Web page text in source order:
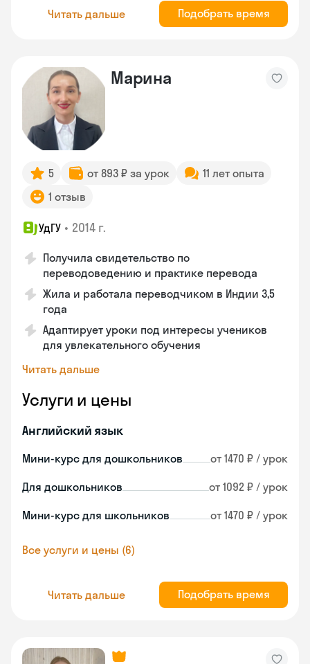
Читать дальше Подобрать время
Марина
5 от 893 ₽ за урок
11 лет опыта
1 отзыв
УдГУ • 2014 г.
Получила свидетельство по
переводоведению и практике перевода
Жила и работала переводчиком в Индии 3,5
года
Адаптирует уроки под интересы учеников
для увлекательного обучения
Читать дальше
Услуги и цены
Английский язык
Мини-курс для дошкольников от 1470 ₽ / урок
Для дошкольников от 1092 ₽ / урок
Мини-курс для школьников от 1470 ₽ / урок
Все услуги и цены (6)
Читать дальше Подобрать время